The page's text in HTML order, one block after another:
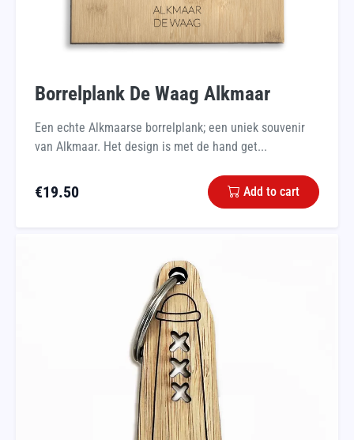
Borrelplank De Waag Alkmaar
Een echte Alkmaarse borrelplank; een uniek souvenir
van Alkmaar. Het design is met de hand get...
€19.50 Add to cart